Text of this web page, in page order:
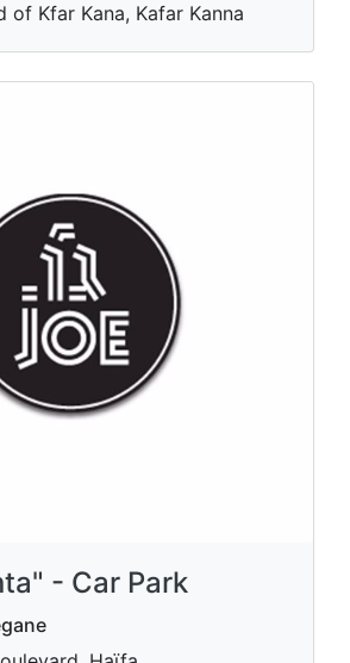
of Kfar Kana, Kafar Kanna
- Car Park